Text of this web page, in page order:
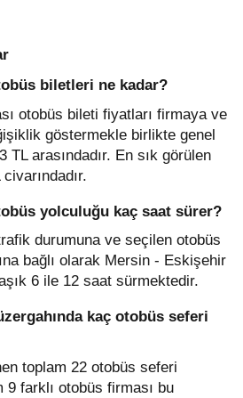
biletleri ne kadar?
otobüs bileti fiyatları firmaya ve
göstermekle birlikte genel
TL arasındadır. En sık görülen
yolculuğu kaç saat sürer?
durumuna ve seçilen otobüs
bağlı olarak Mersin - Eskişehir
6 ile 12 saat sürmektedir.
kaç otobüs seferi
toplam 22 otobüs seferi
9 farklı otobüs firması bu